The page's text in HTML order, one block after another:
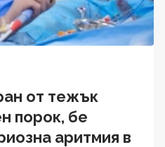
от тежък
порок, бе
аритмия в